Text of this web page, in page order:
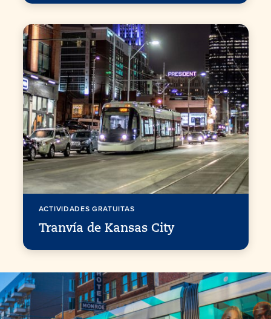
ACTIVIDADES GRATUITAS
Tranvía de Kansas City